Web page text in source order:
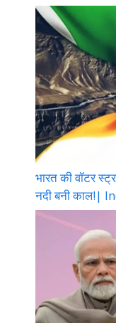
भारत की वॉटर
नदी बनी काल!|